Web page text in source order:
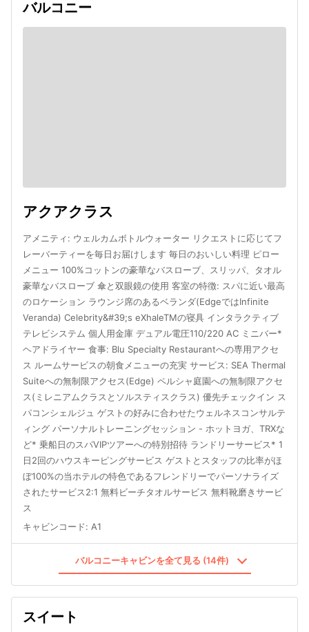
バルコニー
アクアクラス
アメニティ: ウェルカムボトルウォーター リクエストに応じてフ
レーバーティーを毎日お届けします 毎日のおいしい料理 ピロー
メニュー 100%コットンの豪華なバスローブ、スリッパ、タオル
豪華なバスローブ 傘と双眼鏡の使用 客室の特徴: スパに近い最高
のロケーション ラウンジ席のあるベランダ(EdgeではInfinite
Veranda) Celebrity&#39;s eXhaleTMの寝具 インタラクティブ
テレビシステム 個人用金庫 デュアル電圧110/220 AC ミニバー*
ヘアドライヤー 食事: Blu Specialty Restaurantへの専用アクセ
ス ルームサービスの朝食メニューの充実 サービス: SEA Thermal
Suiteへの無制限アクセス(Edge) ペルシャ庭園への無制限アクセ
ス(ミレニアムクラスとソルスティスクラス) 優先チェックイン ス
パコンシェルジュ ゲストの好みに合わせたウェルネスコンサルテ
ィング パーソナルトレーニングセッション - ホットヨガ、TRXな
ど* 乗船日のスパVIPツアーへの特別招待 ランドリーサービス* 1
日2回のハウスキーピングサービス ゲストとスタッフの比率がほ
ぼ100%の当ホテルの特色であるフレンドリーでパーソナライズ
されたサービス2:1 無料ビーチタオルサービス 無料靴磨きサービ
ス
キャビンコード: A1
バルコニーキャビンを全て見る (14件)
スイート